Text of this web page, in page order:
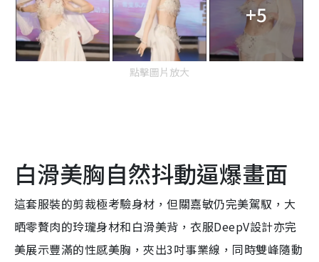
+5
點擊圖片放大
白滑美胸自然抖動逼爆畫面
這套服裝的剪裁極考驗身材，但關嘉敏仍完美駕馭，大
晒零贅肉的玲瓏身材和白滑美背，衣服DeepV設計亦完
美展示豐滿的性感美胸，夾出3吋事業線，同時雙峰隨動